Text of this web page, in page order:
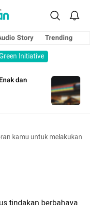
Story
Trending
Initiative
dan
kamu untuk melakukan